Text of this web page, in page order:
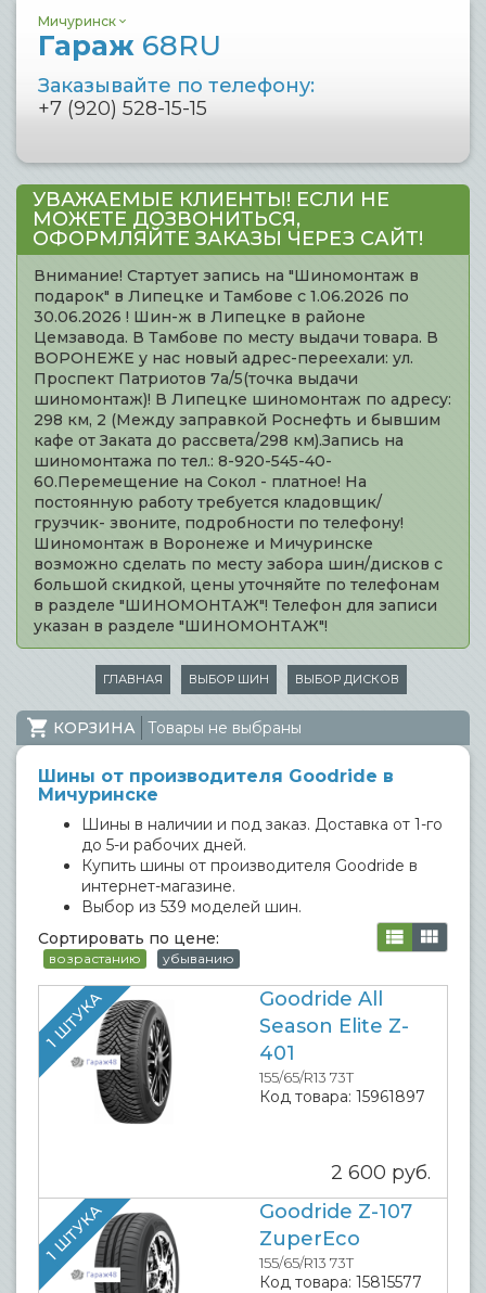
Мичуринск
Гараж 68RU
Заказывайте по телефону:
+7 (920) 528-15-15
УВАЖАЕМЫЕ КЛИЕНТЫ! ЕСЛИ НЕ
МОЖЕТЕ ДОЗВОНИТЬСЯ,
ОФОРМЛЯЙТЕ ЗАКАЗЫ ЧЕРЕЗ САЙТ!
Внимание! Стартует запись на "Шиномонтаж в
подарок" в Липецке и Тамбове с 1.06.2026 по
30.06.2026 ! Шин-ж в Липецке в районе
Цемзавода. В Тамбове по месту выдачи товара. В
ВОРОНЕЖЕ у нас новый адрес-переехали: ул.
Проспект Патриотов 7а/5(точка выдачи
шиномонтаж)! В Липецке шиномонтаж по адресу:
298 км, 2 (Между заправкой Роснефть и бывшим
кафе от Заката до рассвета/298 км).Запись на
шиномонтажа по тел.: 8-920-545-40-
60.Перемещение на Сокол - платное! На
постоянную работу требуется кладовщик/
грузчик- звоните, подробности по телефону!
Шиномонтаж в Воронеже и Мичуринске
возможно сделать по месту забора шин/дисков с
большой скидкой, цены уточняйте по телефонам
в разделе "ШИНОМОНТАЖ"! Телефон для записи
указан в разделе "ШИНОМОНТАЖ"!
ГЛАВНАЯ ВЫБОР ШИН ВЫБОР ДИСКОВ
КОРЗИНА Товары не выбраны
Шины от производителя Goodride в
Мичуринске
Шины в наличии и под заказ. Доставка от 1-го
до 5-и рабочих дней.
Купить шины от производителя Goodride в
интернет-магазине.
Выбор из 539 моделей шин.
Сортировать по цене:
возрастанию убыванию
1 ШТУКА
Goodride All
Season Elite Z-
401
155/65/R13 73T
Код товара: 15961897
2 600 руб.
1 ШТУКА
Goodride Z-107
ZuperEco
155/65/R13 73T
Код товара: 15815577